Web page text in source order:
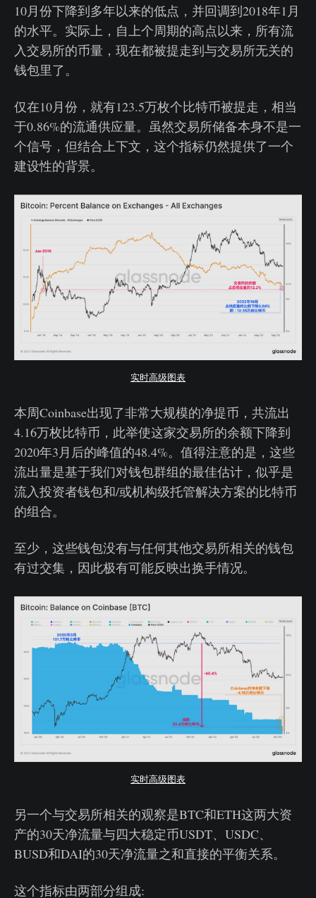
10月份下降到多年以来的低点，并回调到2018年1月
的水平。实际上，自上个周期的高点以来，所有流
入交易所的币量，现在都被提走到与交易所无关的
钱包里了。
仅在10月份，就有123.5万枚个比特币被提走，相当
于0.86%的流通供应量。虽然交易所储备本身不是一
个信号，但结合上下文，这个指标仍然提供了一个
建设性的背景。
实时高级图表
本周Coinbase出现了非常大规模的净提币，共流出
4.16万枚比特币，此举使这家交易所的余额下降到
2020年3月后的峰值的48.4%。值得注意的是，这些
流出量是基于我们对钱包群组的最佳估计，似乎是
流入投资者钱包和/或机构级托管解决方案的比特币
的组合。
至少，这些钱包没有与任何其他交易所相关的钱包
有过交集，因此极有可能反映出换手情况。
实时高级图表
另一个与交易所相关的观察是BTC和ETH这两大资
产的30天净流量与四大稳定币USDT、USDC、
BUSD和DAI的30天净流量之和直接的平衡关系。
这个指标由两部分组成: